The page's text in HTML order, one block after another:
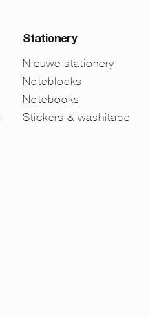
Stationery
Nieuwe stationery
Noteblocks
Notebooks
Stickers & washitape